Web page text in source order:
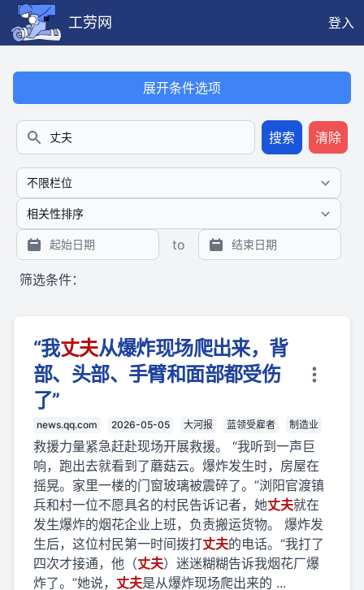
工劳网
登入
展开条件选项
搜索
搜索 清除
to
筛选条件：
“我丈夫从爆炸现场爬出来，背
部、头部、手臂和面部都受伤
了”
news.qq.com 2026-05-05 大河报 蓝领受雇者 制造业
救援力量紧急赶赴现场开展救援。 “我听到一声巨
响，跑出去就看到了蘑菇云。爆炸发生时，房屋在
摇晃。家里一楼的门窗玻璃被震碎了。”浏阳官渡镇
兵和村一位不愿具名的村民告诉记者，她丈夫就在
发生爆炸的烟花企业上班，负责搬运货物。 爆炸发
生后，这位村民第一时间拨打丈夫的电话。“我打了
四次才接通，他（丈夫）迷迷糊糊告诉我烟花厂爆
炸了。”她说， 丈夫是从爆炸现场爬出来的 ...